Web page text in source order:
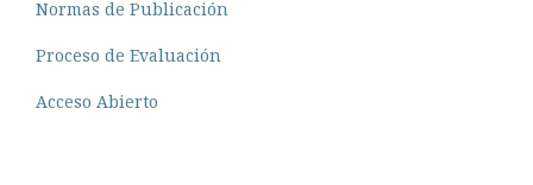
Normas de Publicación
Proceso de Evaluación
Acceso Abierto